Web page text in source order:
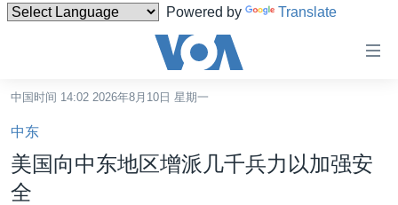
Powered by Translate
碍
链
接
跳
转
中国
中国时间 14:02 2026年8月10日 星期一
中东
美国向中东地区增派几千兵力以加强安
全